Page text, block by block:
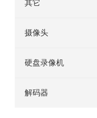
其它
摄像头
硬盘录像机
解码器